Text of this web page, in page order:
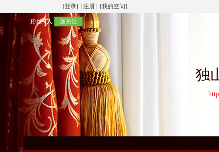
[登录] [注册] [我的空间]
粉丝4人 加关注
独